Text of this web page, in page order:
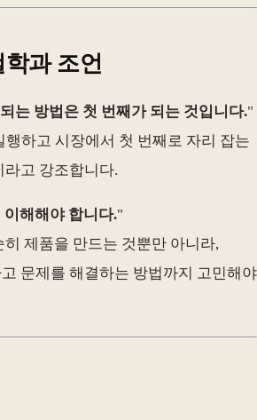
과 조언
는 방법은 첫 번째가 되는 것입니다."
행하고 시장에서 첫 번째로 자리 잡는
고 강조합니다.
해해야 합니다."
제품을 만드는 것뿐만 아니라,
문제를 해결하는 방법까지 고민해야